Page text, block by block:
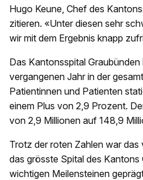
Hugo Keune, Chef des
zitieren. «Unter diesen sehr
wir mit dem Ergebnis knapp
Das Kantonsspital Graubünden
vergangenen Jahr in der
Patientinnen und Patienten
einem Plus von 2,9 Prozent.
von 2,9 Millionen auf 148,9
Trotz der roten Zahlen war
das grösste Spital des
wichtigen Meilensteinen